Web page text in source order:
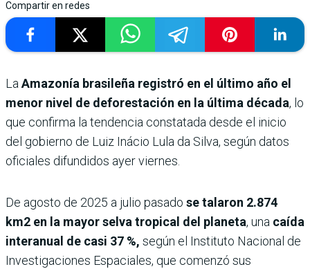
Compartir en redes
La Amazonía brasileña registró en el último año el
menor nivel de deforestación en la última década, lo
que confirma la tendencia constatada desde el inicio
del gobierno de Luiz Inácio Lula da Silva, según datos
oficiales difundidos ayer viernes.
De agosto de 2025 a julio pasado se talaron 2.874
km2 en la mayor selva tropical del planeta, una caída
interanual de casi 37 %, según el Instituto Nacional de
Investigaciones Espaciales, que comenzó sus